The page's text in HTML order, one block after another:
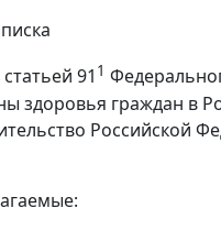
91 1
здоровья граждан в
Российской